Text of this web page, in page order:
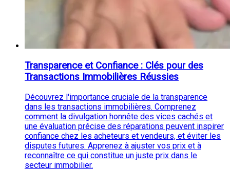
Transparence et Confiance : Clés pour des
Transactions Immobilières Réussies
Découvrez l'importance cruciale de la transparence
dans les transactions immobilières. Comprenez
comment la divulgation honnête des vices cachés et
une évaluation précise des réparations peuvent inspirer
confiance chez les acheteurs et vendeurs, et éviter les
disputes futures. Apprenez à ajuster vos prix et à
reconnaître ce qui constitue un juste prix dans le
secteur immobilier.